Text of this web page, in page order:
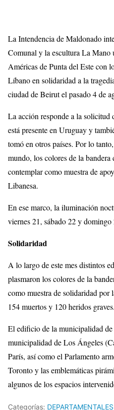
La Intendencia de Maldonado
Comunal y la escultura La Mano
Américas de Punta del Este con
Líbano en solidaridad a la
ciudad de Beirut el pasado 4 de
La acción responde a la solicitud
está presente en Uruguay y
tomó en otros países. Por lo
mundo, los colores de la
contemplar como muestra de
Libanesa.
En ese marco, la iluminación
viernes 21, sábado 22 y domingo
Solidaridad
A lo largo de este mes distintos
plasmaron los colores de la
como muestra de solidaridad por
154 muertos y 120 heridos graves.
El edificio de la municipalidad
municipalidad de Los Ángeles
París, así como el Parlamento
Toronto y las emblemáticas
algunos de los espacios
Categorías: DEPARTAMENTALES